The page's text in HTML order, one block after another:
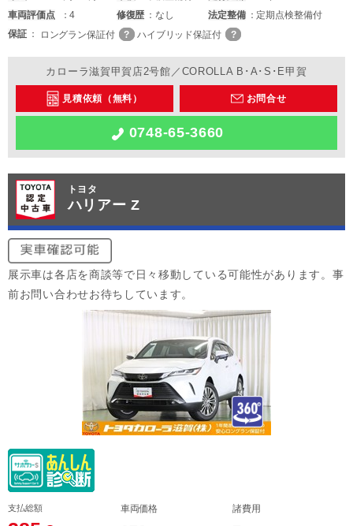
車両評価点 4 修復歴 なし 法定整備
定期点検整備付
保証
ロングラン保証付 ハイブリッド保証付
カローラ滋賀甲賀店2号館／COROLLA B･A･S･E甲賀
見積依頼（無料） お問合せ
0748-65-3660
トヨタ
ハリアー Z
展示車は各店を商談等で日々移動している可能性があります。事
前お問い合わせお待ちしています。
支払総額 車両価格 諸費用